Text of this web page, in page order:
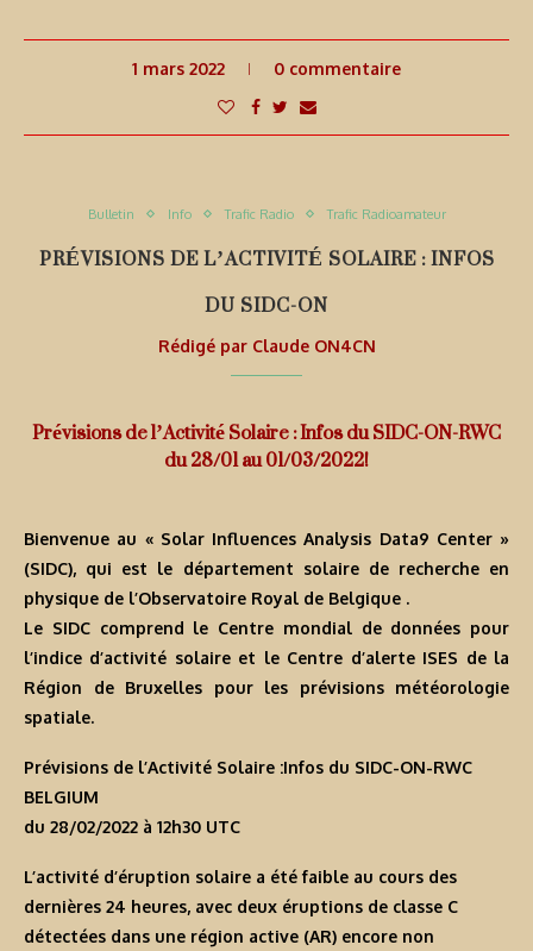
1 mars 2022 0 commentaire
Bulletin Info Trafic Radio Trafic Radioamateur
PRÉVISIONS DE L’ACTIVITÉ SOLAIRE : INFOS
DU SIDC-ON
Rédigé par Claude ON4CN
Prévisions de l’Activité Solaire : Infos du SIDC-ON-RWC
du 28/01 au 01/03/2022!
Bienvenue au « Solar Influences Analysis Data9 Center »
(SIDC), qui est le département solaire de recherche en
physique de l’Observatoire Royal de Belgique .
Le SIDC comprend le Centre mondial de données pour
l’indice d’activité solaire et le Centre d’alerte ISES de la
Région de Bruxelles pour les prévisions météorologie
spatiale.
Prévisions de l’Activité Solaire :Infos du SIDC-ON-RWC
BELGIUM
du 28/02/2022 à 12h30 UTC
L’activité d’éruption solaire a été faible au cours des
dernières 24 heures, avec deux éruptions de classe C
détectées dans une région active (AR) encore non